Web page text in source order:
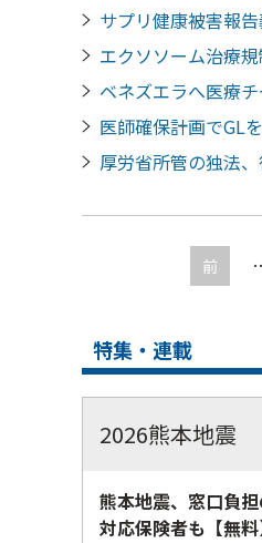
サプリ健康被害報
エクソソーム治療
ベネズエラへ医療
医師確保計画で
厚労省所管の独法
ペ
前
特集・連載
2026熊本地震
熊本地震、窓口負
対応保険者も【無料